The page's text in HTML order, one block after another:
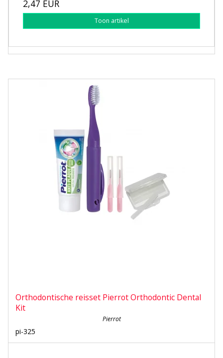
2,47 EUR
Toon artikel
Orthodontische reisset Pierrot Orthodontic Dental
Kit
Pierrot
pi-325